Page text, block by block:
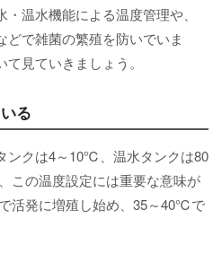
温水機能による温度管理や、
で雑菌の繁殖を防いでいま
見ていきましょう。
る
ンクは4～10℃、温水タンクは80
この温度設定には重要な意味が
活発に増殖し始め、35～40℃で